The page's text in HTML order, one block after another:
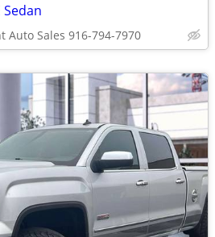
Sedan
Auto Sales 916-794-7970